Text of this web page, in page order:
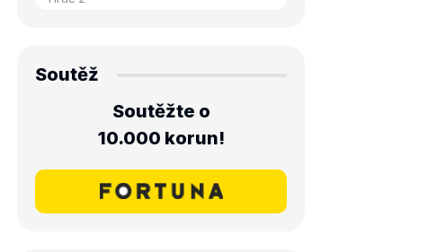
Soutěž
Soutěžte o
10.000 korun!